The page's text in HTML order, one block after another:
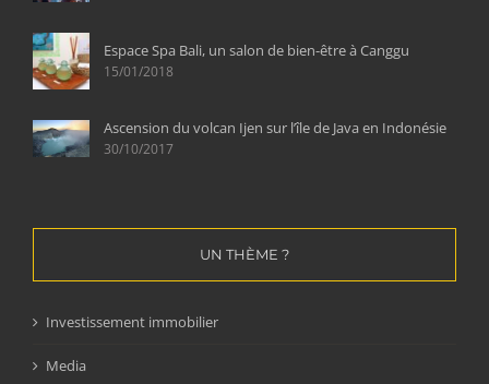
Espace Spa Bali, un salon de bien-être à Canggu
15/01/2018
Ascension du volcan Ijen sur l’île de Java en Indonésie
30/10/2017
UN THÈME ?
Investissement immobilier
Media